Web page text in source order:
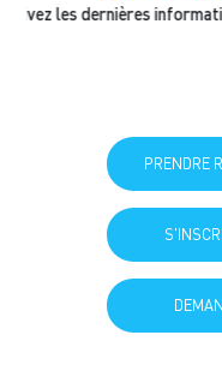
Retrouvez
PRENDRE